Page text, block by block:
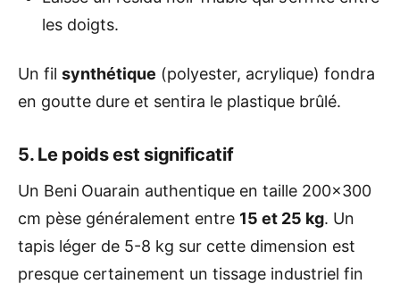
les doigts.
Un fil synthétique (polyester, acrylique) fondra
en goutte dure et sentira le plastique brûlé.
5. Le poids est significatif
Un Beni Ouarain authentique en taille 200×300
cm pèse généralement entre 15 et 25 kg. Un
tapis léger de 5-8 kg sur cette dimension est
presque certainement un tissage industriel fin